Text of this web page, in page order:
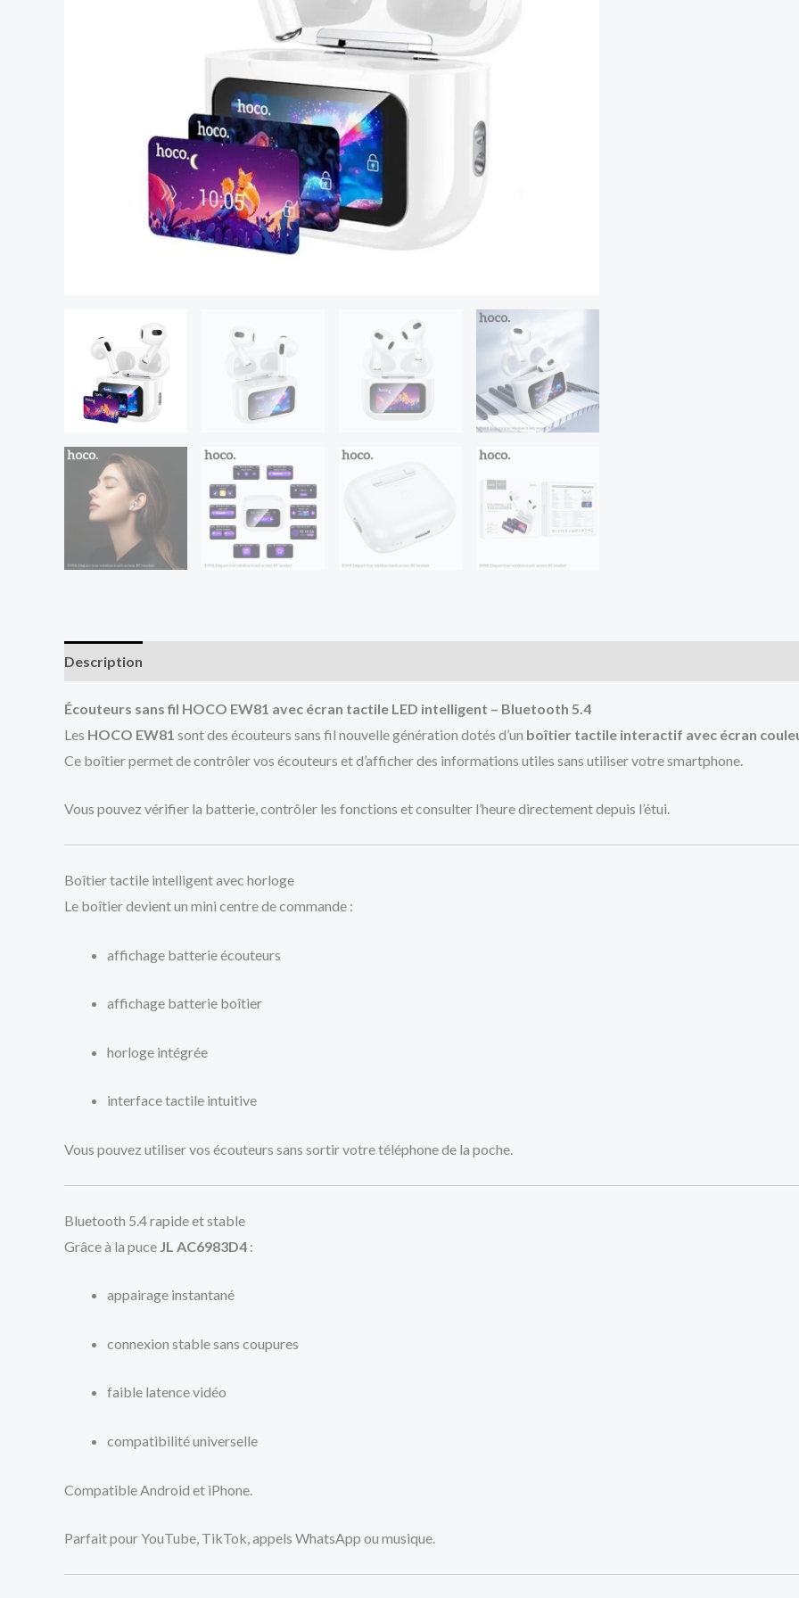
Description
Écouteurs sans fil HOCO EW81 avec écran tactile LED intelligent – Bluetooth 5.4
Les HOCO EW81 sont des écouteurs sans fil nouvelle génération dotés d’un boîtier tactile interactif avec écran
Ce boîtier permet de contrôler vos écouteurs et d’afficher des informations utiles sans utiliser votre smartphone.
Vous pouvez vérifier la batterie, contrôler les fonctions et consulter l’heure directement depuis l’étui.
Boîtier tactile intelligent avec horloge
Le boîtier devient un mini centre de commande :
affichage batterie écouteurs
affichage batterie boîtier
horloge intégrée
interface tactile intuitive
Vous pouvez utiliser vos écouteurs sans sortir votre téléphone de la poche.
Bluetooth 5.4 rapide et stable
Grâce à la puce JL AC6983D4 :
appairage instantané
connexion stable sans coupures
faible latence vidéo
compatibilité universelle
Compatible Android et iPhone.
Parfait pour YouTube, TikTok, appels WhatsApp ou musique.